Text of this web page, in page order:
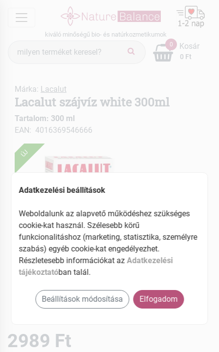
menu
kiváló minőségű bio- és natúrkozmetikumok
keresés
0
0 Ft
Kosár
ÚJ
Márka: Lacalut
Lacalut szájvíz white 300ml
Tartalom: 300 ml
EAN: 4016369546666
2989 Ft
Adatkezelési beállítások
Weboldalunk az alapvető működéshez szükséges
cookie-kat használ. Szélesebb körű
funkcionalitáshoz (marketing, statisztika, személyre
szabás) egyéb cookie-kat engedélyezhet.
Részletesebb információkat az Adatkezelési
tájékoztatóban talál.
Beállítások módosítása Elfogadom